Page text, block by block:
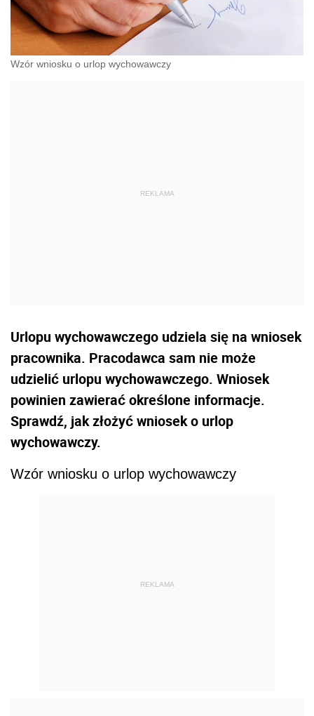
Wzór wniosku o urlop wychowawczy
Urlopu wychowawczego udziela się na wniosek
pracownika. Pracodawca sam nie może
udzielić urlopu wychowawczego. Wniosek
powinien zawierać określone informacje.
Sprawdź, jak złożyć wniosek o urlop
wychowawczy.
Wzór wniosku o urlop wychowawczy
REKLAMA